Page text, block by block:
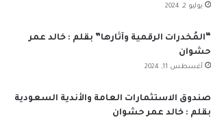
يوليو 2, 2024
“المُخدرات الرقمية وآثارها” بقلم : خالد عمر
حشوان
أغسطس 11, 2024
صندوق الاستثمارات العامة والأندية السعودية
بقلم : خالد عمر حشوان